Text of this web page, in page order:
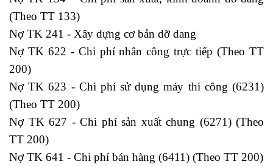
(Theo TT 133)
Nợ TK 241 - Xây dựng cơ bản dỡ dang
Nợ TK 622 - Chi phí nhân công trực tiếp (Theo TT
200)
Nợ TK 623 - Chi phí sử dụng máy thi công (6231)
(Theo TT 200)
Nợ TK 627 - Chi phí sản xuất chung (6271) (Theo
TT 200)
Nợ TK 641 - Chi phí bán hàng (6411) (Theo TT 200)